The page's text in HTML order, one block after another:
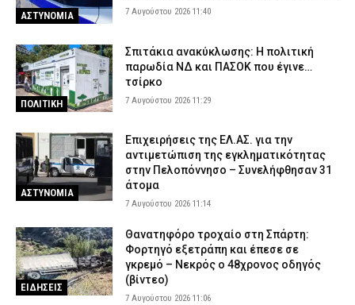
ΑΣΤΥΝΟΜΙΑ 7 Αυγούστου 2026 11:40
ΠΟΛΙΤΙΚΗ
Σπιτάκια ανακύκλωσης: Η πολιτική
παρωδία ΝΔ και ΠΑΣΟΚ που έγινε…
τσίρκο
7 Αυγούστου 2026 11:29
ΑΣΤΥΝΟΜΙΑ
Επιχειρήσεις της ΕΛ.ΑΣ. για την
αντιμετώπιση της εγκληματικότητας
στην Πελοπόννησο – Συνελήφθησαν 31
άτομα
7 Αυγούστου 2026 11:14
ΕΙΔΗΣΕΙΣ
Θανατηφόρο τροχαίο στη Σπάρτη:
Φορτηγό εξετράπη και έπεσε σε
γκρεμό – Νεκρός ο 48χρονος οδηγός
(βίντεο)
7 Αυγούστου 2026 11:06